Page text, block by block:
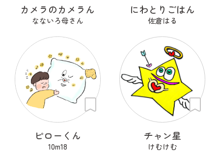
カメラのカメラん
なないろ母さん
にわとりごはん
佐倉はる
ピローくん
10m18
チャン星
けむけむ